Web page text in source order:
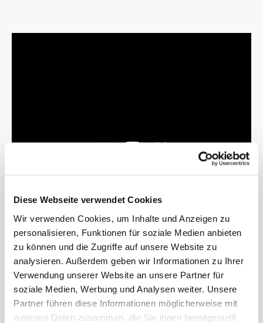
Diese Webseite verwendet Cookies
Wir verwenden Cookies, um Inhalte und Anzeigen zu
personalisieren, Funktionen für soziale Medien anbieten
zu können und die Zugriffe auf unsere Website zu
analysieren. Außerdem geben wir Informationen zu Ihrer
Verwendung unserer Website an unsere Partner für
soziale Medien, Werbung und Analysen weiter. Unsere
Partner führen diese Informationen möglicherweise mit
weiteren Daten zusammen, die Sie ihnen bereitgestellt